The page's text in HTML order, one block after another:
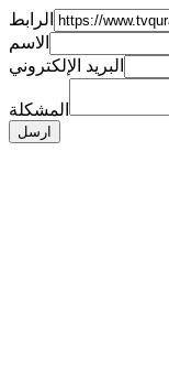
الرابط
الاسم
البريد الإلكتروني
المشكلة
ارسل